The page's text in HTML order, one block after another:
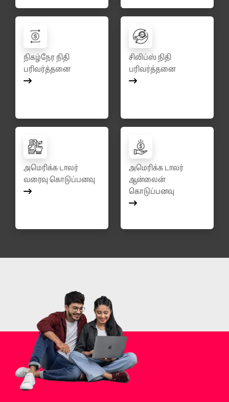
நிகழ்நேர நிதி
பரிவர்த்தனை
சிலிப்ஸ் நிதி
பரிவர்த்தனை
அமெரிக்க டாலர்
வரைவு கொடுப்பனவு
அமெரிக்க டாலர்
ஆன்லைன்
கொடுப்பனவு